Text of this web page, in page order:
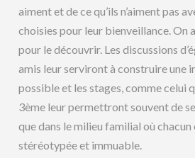
aiment et de ce qu’ils n’aiment pas
choisies pour leur bienveillance. On
pour le découvrir. Les discussions
amis leur serviront à construire une
possible et les stages, comme celui
3ème leur permettront souvent de
que dans le milieu familial où chacun
stéréotypée et immuable.